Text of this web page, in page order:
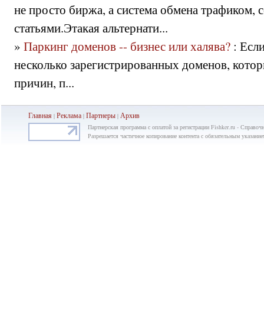
не просто биржа, а система обмена трафиком,
статьями.Этакая альтернати...
» Паркинг доменов -- бизнес или халява? :
несколько зарегистрированных доменов,
причин, п...
Главная |Реклама|Партнеры |Архив
Партнерская программа с оплатой за регистрации Fishker.ru -
Разрешается частичное копирование контента с обязательным